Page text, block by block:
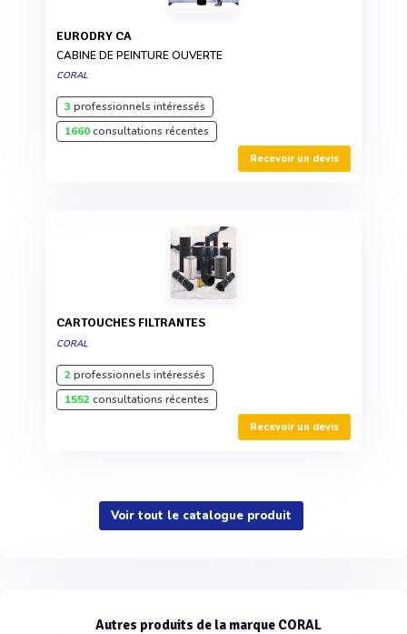
EURODRY CA
CABINE DE PEINTURE OUVERTE
CORAL
3 professionnels intéressés
1660consultations récentes
Recevoir un devis
CARTOUCHES FILTRANTES
CORAL
2professionnels intéressés
1552consultations récentes
Recevoir un devis
Voir tout le catalogue produit
Autres produits de la marque CORAL